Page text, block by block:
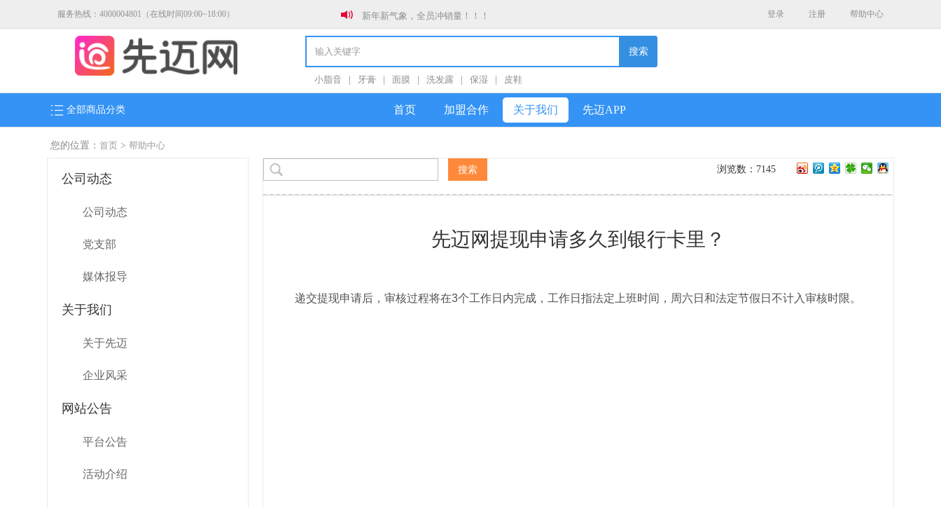
服务热线：4000004801（在线时间09:00~18:00） 新年新气象，全员冲销量！！！ 登录 注册 帮助中心
搜索
小脂音 牙膏 面膜 洗发露 保湿 皮鞋
全部商品分类 首页 加盟合作 关于我们 先迈APP
您的位置： 首页 > 帮助中心
公司动态
公司动态
党支部
媒体报导
关于我们
关于先迈
企业风采
网站公告
平台公告
活动介绍
浏览数：7145
先迈网提现申请多久到银行卡里？
递交提现申请后，审核过程将在3个工作日内完成，工作日指法定上班时间，周六日和法定节假日不计入审核时限。